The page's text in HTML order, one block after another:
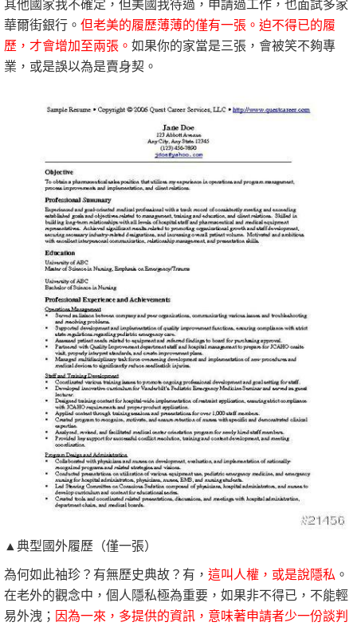
華爾街銀行。 但老美的履歷薄薄的僅有一張。迫不得已的履
歷，才會增加至兩張。 如果你的家當是三張，會被笑不夠專
業，或是誤以為是賣身契。
▲典型國外履歷（僅一張）
為何如此袖珍？有無歷史典故？有， 這叫人權，或是說隱私 。
在老外的觀念中，個人隱私極為重要，如果非不得已，不能輕
易外洩； 因為一來，多提供的資訊，意味著申請者少一份談判